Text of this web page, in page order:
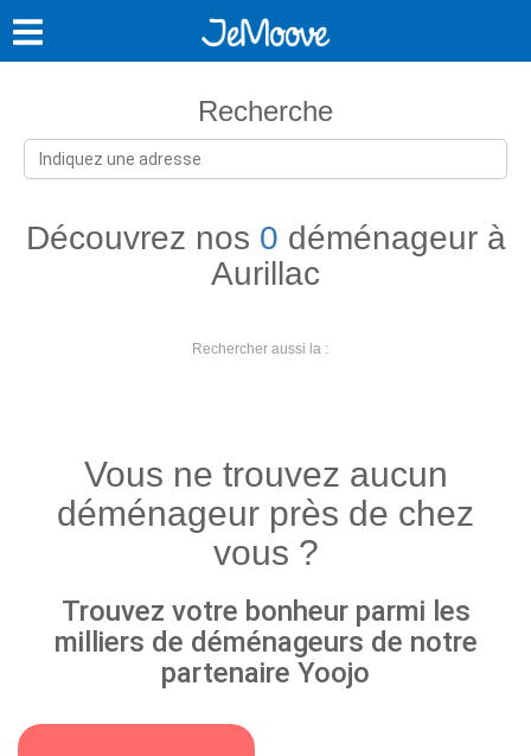
Recherche
Découvrez nos 0 déménageur à
Aurillac
Rechercher aussi la :
Vous ne trouvez aucun
déménageur près de chez
vous ?
Trouvez votre bonheur parmi les
milliers de déménageurs de notre
partenaire Yoojo